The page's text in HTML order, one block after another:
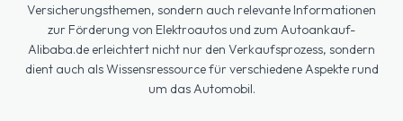
Versicherungsthemen, sondern auch relevante Informationen
zur Förderung von Elektroautos und zum Autoankauf-
Alibaba.de erleichtert nicht nur den Verkaufsprozess, sondern
dient auch als Wissensressource für verschiedene Aspekte rund
um das Automobil.